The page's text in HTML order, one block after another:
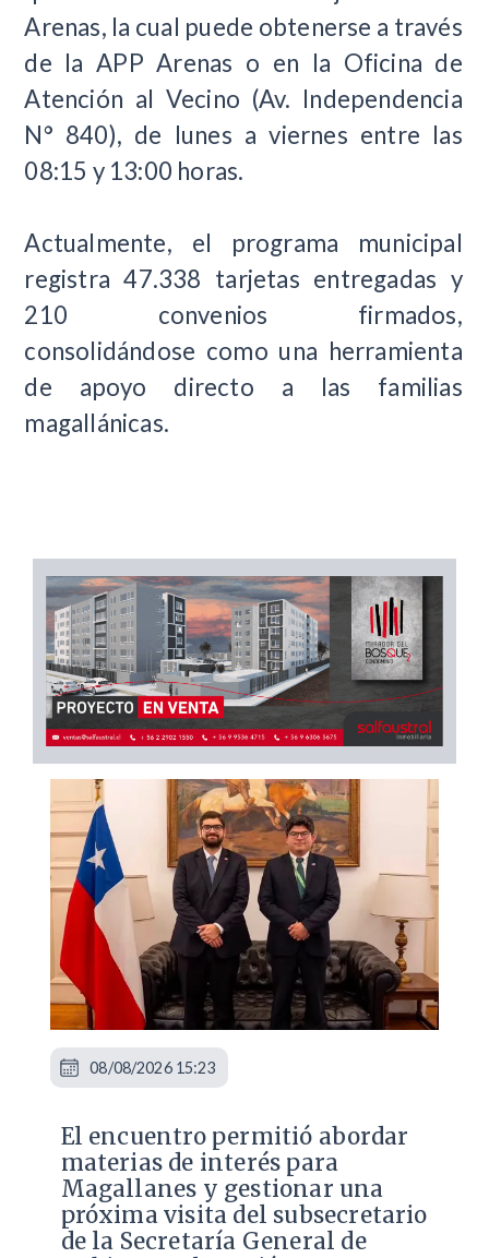
Arenas, la cual puede obtenerse a través
de la APP Arenas o en la Oficina de
Atención al Vecino (Av. Independencia
N° 840), de lunes a viernes entre las
08:15 y 13:00 horas.
Actualmente, el programa municipal
registra 47.338 tarjetas entregadas y
210 convenios firmados,
consolidándose como una herramienta
de apoyo directo a las familias
magallánicas.
El encuentro permitió abordar
materias de interés para
Magallanes y gestionar una
próxima visita del subsecretario
de la Secretaría General de
08/08/2026 15:23